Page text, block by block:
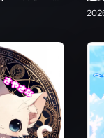
始